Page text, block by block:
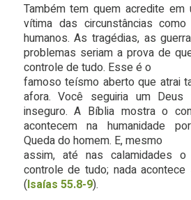
Também tem quem acredite
vítima das circunstâncias
humanos. As tragédias, as
problemas seriam a prova de
controle de tudo. Esse é o
famoso teísmo aberto que atrai
afora. Você seguiria um
inseguro. A Bíblia mostra o
acontecem na humanidade
Queda do homem. E, mesmo
assim, até nas calamidades
controle de tudo; nada
(Isaías 55.8-9).